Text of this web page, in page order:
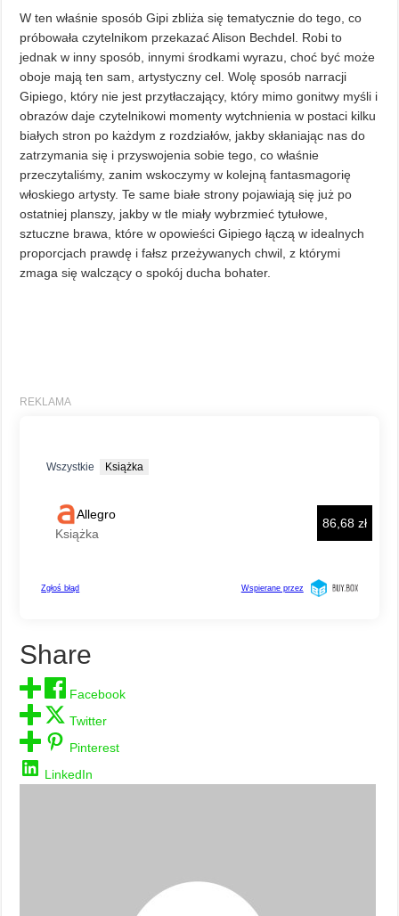
W ten właśnie sposób Gipi zbliża się tematycznie do tego, co
próbowała czytelnikom przekazać Alison Bechdel. Robi to
jednak w inny sposób, innymi środkami wyrazu, choć być może
oboje mają ten sam, artystyczny cel. Wolę sposób narracji
Gipiego, który nie jest przytłaczający, który mimo gonitwy myśli i
obrazów daje czytelnikowi momenty wytchnienia w postaci kilku
białych stron po każdym z rozdziałów, jakby skłaniając nas do
zatrzymania się i przyswojenia sobie tego, co właśnie
przeczytaliśmy, zanim wskoczymy w kolejną fantasmagorię
włoskiego artysty. Te same białe strony pojawiają się już po
ostatniej planszy, jakby w tle miały wybrzmieć tytułowe,
sztuczne brawa, które w opowieści Gipiego łączą w idealnych
proporcjach prawdę i fałsz przeżywanych chwil, z którymi
zmaga się walczący o spokój ducha bohater.
Share
Facebook
Twitter
Pinterest
LinkedIn